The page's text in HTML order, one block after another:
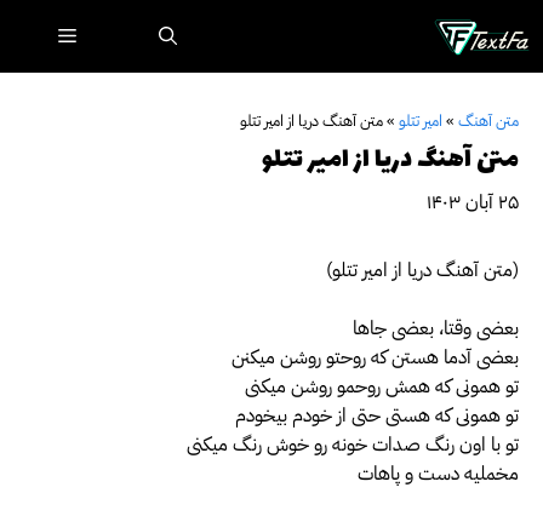
محتوا
فهرست
متن آهنگ » امیر تتلو »متن آهنگ دریا از امیر تتلو
متن آهنگ دریا از امیر تتلو
۲۵ آبان ۱۴۰۳
(متن آهنگ دریا از امیر تتلو)
بعضی وقتا، بعضی جاها
بعضی آدما هستن که روحتو روشن میکنن
تو همونی که همش روحمو روشن میکنی
تو همونی که هستی حتی از خودم بیخودم
تو با اون رنگ صدات خونه رو خوش رنگ میکنی
مخملیه دست و پاهات